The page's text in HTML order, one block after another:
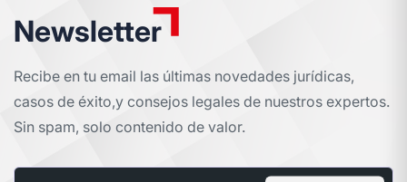
Newsletter
Recibe en tu email las últimas novedades jurídicas,
casos de éxito,y consejos legales de nuestros expertos.
Sin spam, solo contenido de valor.